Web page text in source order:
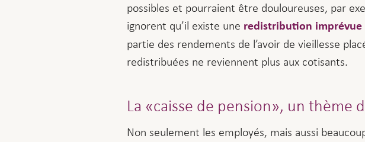
possibles et pourraient être douloureuses, par
ignorent qu’il existe une redistribution imprévue
partie des rendements de l’avoir de vieillesse
redistribuées ne reviennent plus aux cotisants.
La «caisse de pension», un thème
Non seulement les employés, mais aussi